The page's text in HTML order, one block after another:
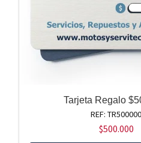
Tarjeta Regalo
REF: TR500000
$500.000